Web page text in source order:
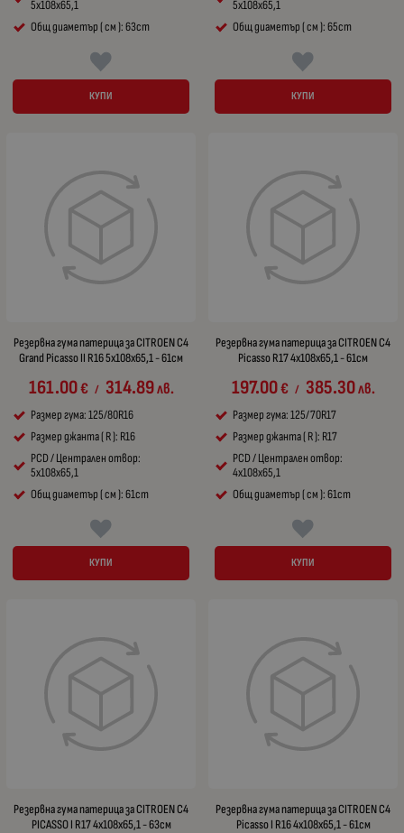
5x108x65,1
Общ диаметър ( см ): 63cm
КУПИ
5x108x65,1
Общ диаметър ( см ): 65cm
КУПИ
Резервна гума патерица за CITROEN C4
Grand Picasso II R16 5x108x65,1 - 61см
161.00€ / 314.89лв.
Размер гума: 125/80R16
Размер джанта ( R ): R16
PCD / Централен отвор:
5x108x65,1
Общ диаметър ( см ): 61cm
КУПИ
Резервна гума патерица за CITROEN C4
Picasso R17 4x108x65,1 - 61см
197.00€ / 385.30лв.
Размер гума: 125/70R17
Размер джанта ( R ): R17
PCD / Централен отвор:
4x108x65,1
Общ диаметър ( см ): 61cm
КУПИ
Резервна гума патерица за CITROEN C4
PICASSO I R17 4x108x65,1 - 63см
Резервна гума патерица за CITROEN C4
Picasso I R16 4x108x65,1 - 61см